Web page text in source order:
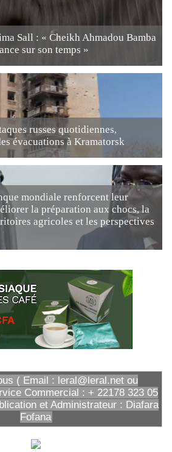
Sall : « Cheikh Ahmadou Bamba
sur son temps »
russes quotidiennes,
évacuations à Kramatorsk
mondiale renforcent leur
la préparation aux chocs, la
agricoles et les perspectives
( Email : leral@leral.net ou
Commercial : + 22178 323 05
et Administrateur : Diafara
Fofana